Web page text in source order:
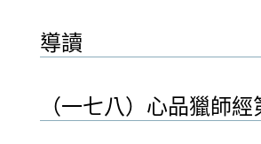
導讀
（一七八）心品獵師